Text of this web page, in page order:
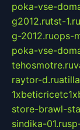
poka-vse-
g2012.rutst-1.ru
g-2012.ruops-
poka-vse-
tehosmotre.ru
raytor-d.ru
store-brawl-
sindika-01.ru